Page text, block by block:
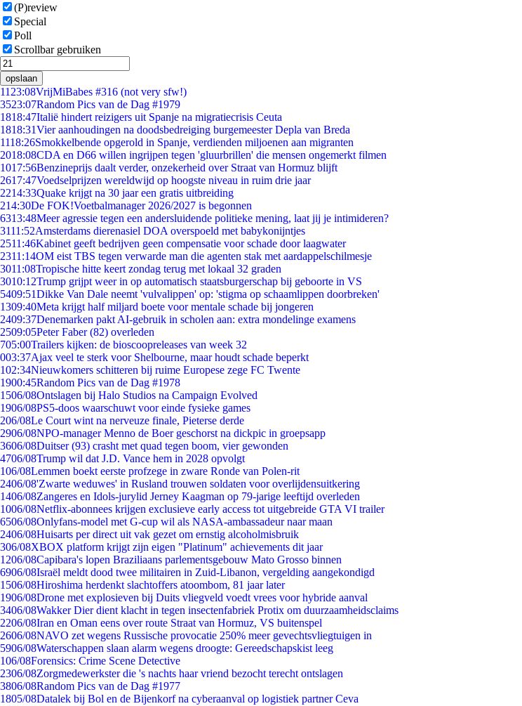
(P)review
Special
Poll
Scrollbar gebruiken
opslaan
11 23:08VrijMiBabes #316 (not very sfw!)
3523:07Random Pics van de Dag #1979
1818:47Italië hindert reizigers uit Spanje na migratiecrisis Ceuta
1818:31Vier aanhoudingen na doodsbedreiging burgemeester Depla van Breda
1118:26Smokkelbende opgerold in Spanje, verdienden miljoenen aan migranten
2018:08CDA en D66 willen ingrijpen tegen 'gluurbrillen' die mensen ongemerkt filmen
1017:56Benzineprijs daalt verder, onzekerheid over Straat van Hormuz blijft
2617:47Voedselprijzen wereldwijd op hoogste niveau in ruim drie jaar
2214:33Quake krijgt na 30 jaar een gratis uitbreiding
214:30De FOK!Voetbalmanager 2026/2027 is begonnen
6313:48Meer agressie tegen een andersluidende politieke mening, laat jij je intimideren?
3111:52Amsterdams dierenasiel DOA overspoeld met babykonijntjes
2511:46Kabinet geeft bedrijven geen compensatie voor schade door laagwater
2311:14OM eist TBS tegen verwarde man die agenten stak met aardappelschilmesje
3011:08Tropische hitte keert zondag terug met lokaal 32 graden
3010:12Trump grijpt weer in op automatisch staatsburgerschap bij geboorte in VS
5409:51Dikke Van Dale neemt 'vulvalippen' op: 'stigma op schaamlippen doorbreken'
1309:40Meta krijgt half miljard boete voor mentale schade bij jongeren
2409:37Denemarken pakt AI-gebruik in scholen aan: extra mondelinge examens
2509:05Peter Faber (82) overleden
705:00Trailers kijken: de bioscoopreleases van week 32
003:37Ajax veel te sterk voor Shelbourne, maar houdt schade beperkt
102:34Nieuwkomers schitteren bij ruime Europese zege FC Twente
1900:45Random Pics van de Dag #1978
1506/08Ontslagen bij Halo Studios na Campaign Evolved
1906/08PS5-doos waarschuwt voor einde fysieke games
206/08Le Court wint na nerveuze finale, Pieterse derde
2906/08NPO-manager Menno de Boer geschorst na dickpic in groepsapp
3606/08Duitser (93) crasht met quad tegen boom, vier gewonden
4706/08Trump wil dat J.D. Vance hem in 2028 opvolgt
106/08Lemmen boekt eerste profzege in zware Ronde van Polen-rit
2406/08'Zwarte weduwes' in Rusland trouwen soldaten voor overlijdensuitkering
1406/08Zangeres en Idols-jurylid Jerney Kaagman op 79-jarige leeftijd overleden
1006/08Netflix-abonnees krijgen exclusieve early access tot uitgebreide GTA VI trailer
6506/08Onlyfans-model met G-cup wil als NASA-ambassadeur naar maan
2406/08Huisarts per direct uit vak gezet om ernstig alcoholmisbruik
306/08XBOX platform krijgt zijn eigen "Platinum" achievements dit jaar
1206/08Capibara's lopen Braziliaans parlementsgebouw Mato Grosso binnen
6906/08Israël meldt dood twee militairen in Zuid-Libanon, vergelding aangekondigd
1506/08Hiroshima herdenkt slachtoffers atoombom, 81 jaar later
1906/08Drone met explosieven bij Duits vliegveld voedt vrees voor hybride aanval
3406/08Wakker Dier dient klacht in tegen insectenfabriek Protix om duurzaamheidsclaims
2206/08Iran en Oman eens over route Straat van Hormuz, VS buitenspel
2606/08NAVO zet wegens Russische provocatie 250% meer gevechtsvliegtuigen in
5906/08Waterschappen slaan alarm wegens droogte: Gereedschapskist leeg
106/08Forensics: Crime Scene Detective
2306/08Zorgmedewerkster die 's nachts haar vriend bezocht terecht ontslagen
3806/08Random Pics van de Dag #1977
1805/08Datalek bij Bol en de Bijenkorf na cyberaanval op logistiek partner Ceva